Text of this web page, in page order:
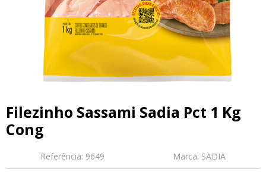
Filezinho Sassami Sadia Pct 1 Kg
Cong
Referência: 9649 Marca: SADIA